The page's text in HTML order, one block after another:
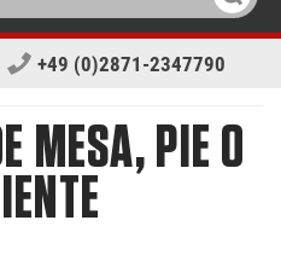
+49 (0)2871-2347790
MESA, PIE O